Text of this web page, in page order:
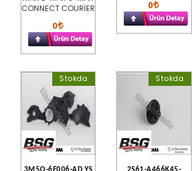
CONNECT COURİER
0
0
Stokda Stokda